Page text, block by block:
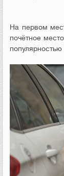
На первом
почётное